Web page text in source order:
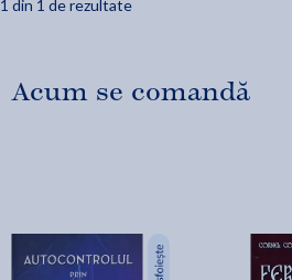
1 din 1 de rezultate
Acum se comandă